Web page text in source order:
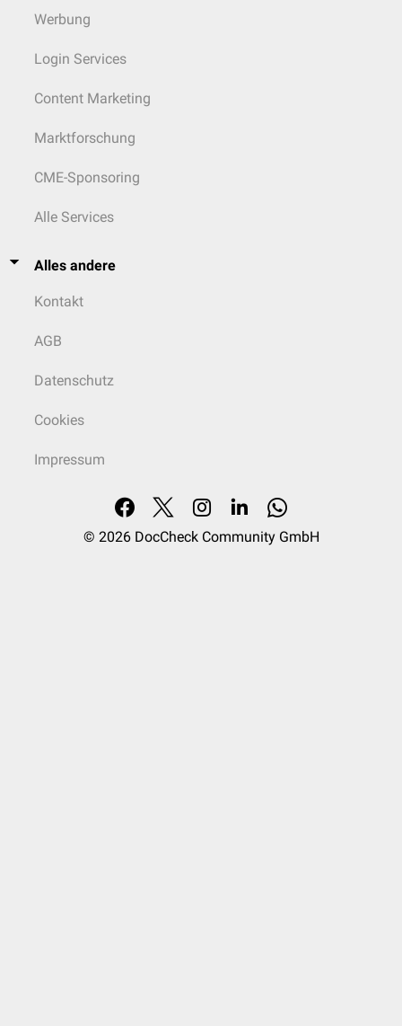
Werbung
Login Services
Content Marketing
Marktforschung
CME-Sponsoring
Alle Services
Alles andere
Kontakt
AGB
Datenschutz
Cookies
Impressum
© 2026 DocCheck Community GmbH